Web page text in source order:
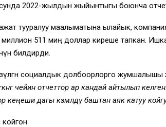
2022-жылдын жыйынтыгы боюнча
тууралуу маалыматына ылайык,
511 миң доллар киреше тапкан.
билдирди.
социалдык долбоорлорго
чейин отчеттор ар кандай айтылып
дагы көзөмөлдү баштан аяк катуу